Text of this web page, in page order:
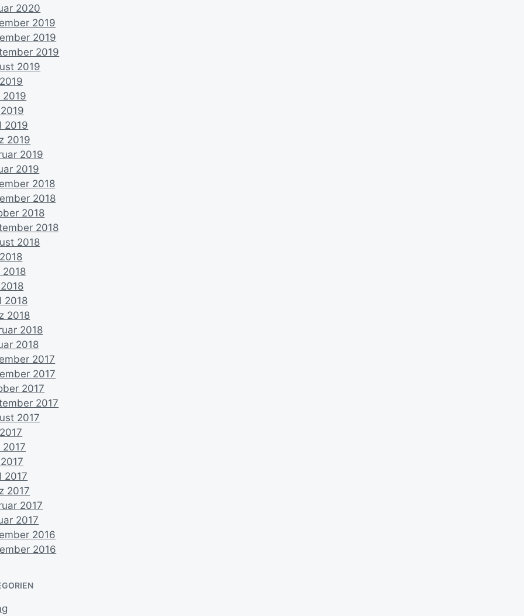
2020
2019
2019
2019
2019
2019
2019
2019
2019
2019
2018
2018
2018
2018
2018
2018
2018
2018
2018
2018
2017
2017
2017
2017
2017
2017
2017
2017
2017
2017
2016
2016